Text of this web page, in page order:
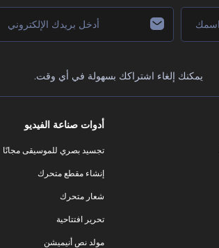
يمكنك إلغاء اشتراكك بسهولة في أي وقت.
أدوات صناعة الفيديو
تجسيد بصري للموسيقى مجانًا
إنشاء مقطع متحرك
شعار متحرك
تحرير افتتاحية
مولد نص أنيميشن